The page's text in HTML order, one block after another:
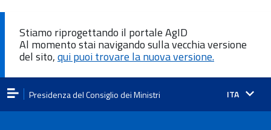
Stiamo riprogettando il portale AgID
Al momento stai navigando sulla vecchia versione
del sito,qui puoi trovare la nuova versione.
Presidenza del Consiglio dei Ministri Lingua
ITA